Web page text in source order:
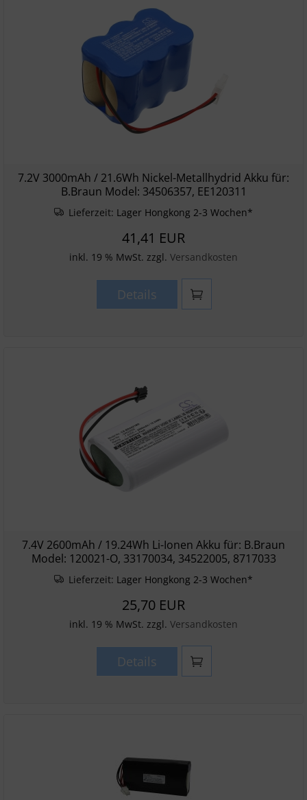
7.2V 3000mAh / 21.6Wh Nickel-Metallhydrid Akku für:
B.Braun Model: 34506357, EE120311
Lieferzeit: Lager Hongkong 2-3 Wochen*
41,41 EUR
inkl. 19 % MwSt. zzgl. Versandkosten
Details
7.4V 2600mAh / 19.24Wh Li-Ionen Akku für: B.Braun
Model: 120021-O, 33170034, 34522005, 8717033
Lieferzeit: Lager Hongkong 2-3 Wochen*
25,70 EUR
inkl. 19 % MwSt. zzgl. Versandkosten
Details